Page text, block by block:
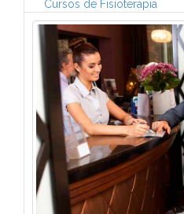
Cursos de Fisioterapia
Unidad 1. Conceptos
PatologÃ­as del aparato
bÃ¡sicos de la Fisioterapia
Principales lesiones...